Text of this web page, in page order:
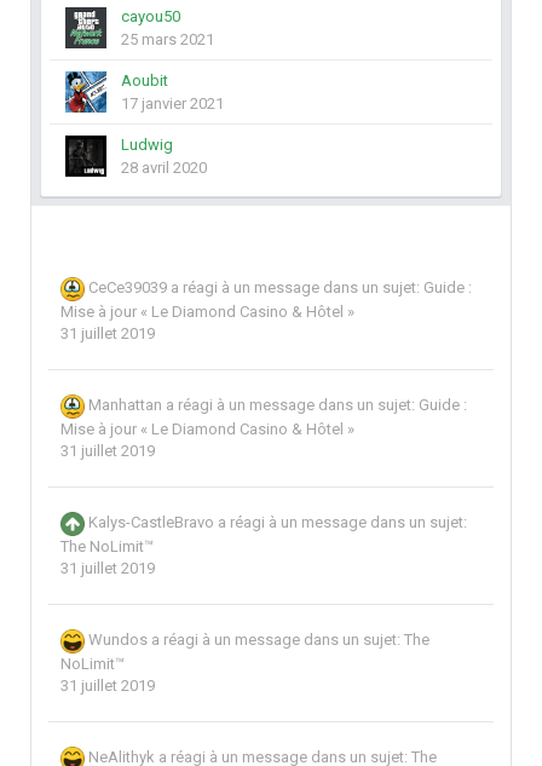
cayou50
25 mars 2021
Aoubit
17 janvier 2021
Ludwig
28 avril 2020
CeCe39039 a réagi à un message dans un sujet: Guide :
Mise à jour « Le Diamond Casino & Hôtel »
31 juillet 2019
Manhattan a réagi à un message dans un sujet: Guide :
Mise à jour « Le Diamond Casino & Hôtel »
31 juillet 2019
Kalys-CastleBravo a réagi à un message dans un sujet:
The NoLimit™
31 juillet 2019
Wundos a réagi à un message dans un sujet: The
NoLimit™
31 juillet 2019
NeAlithyk a réagi à un message dans un sujet: The